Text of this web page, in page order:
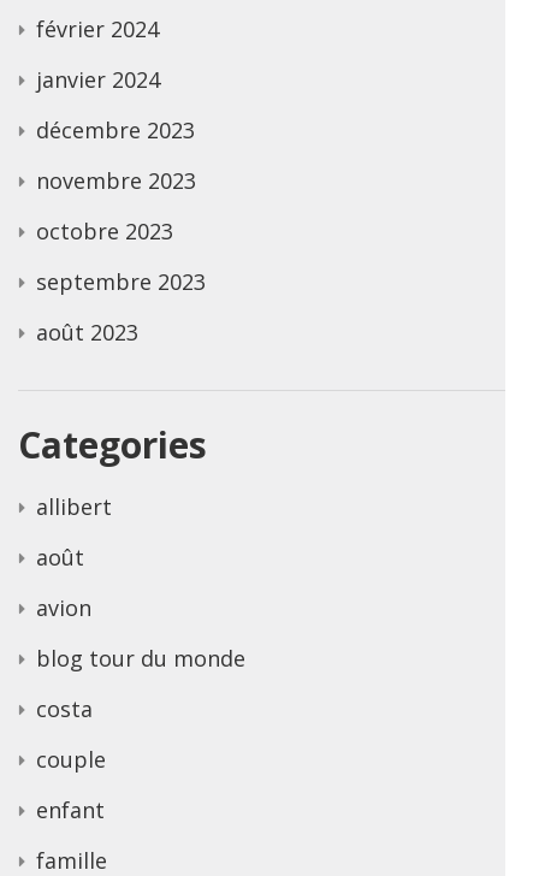
février 2024
janvier 2024
décembre 2023
novembre 2023
octobre 2023
septembre 2023
août 2023
Categories
allibert
août
avion
blog tour du monde
costa
couple
enfant
famille